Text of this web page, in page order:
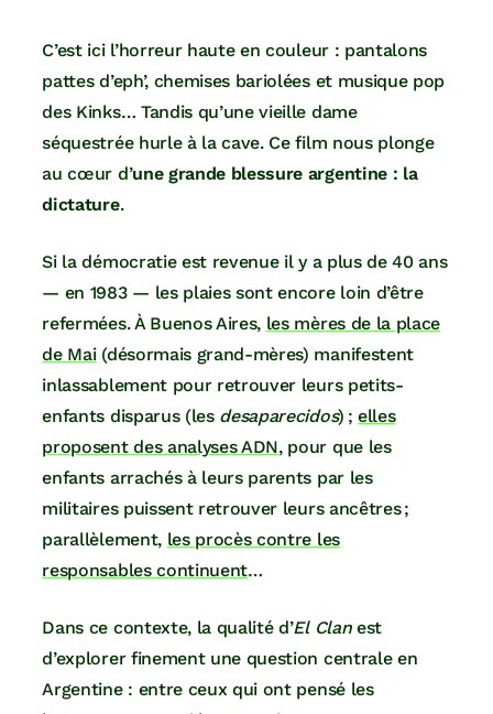
C’est ici l’horreur haute en couleur : pantalons
pattes d’eph’, chemises bariolées et musique pop
des Kinks… Tandis qu’une vieille dame
séquestrée hurle à la cave. Ce film nous plonge
au cœur d’une grande blessure argentine : la
dictature.
Si la démocratie est revenue il y a plus de 40 ans
— en 1983 — les plaies sont encore loin d’être
refermées. À Buenos Aires, les mères de la place
de Mai(désormais grand-mères) manifestent
inlassablement pour retrouver leurs petits-
enfants disparus (les desaparecidos) ; elles
proposent des analyses ADN, pour que les
enfants arrachés à leurs parents par les
militaires puissent retrouver leurs ancêtres ;
parallèlement, les procès contre les
responsables continuent…
Dans ce contexte, la qualité d’El Clan est
d’explorer finement une question centrale en
Argentine : entre ceux qui ont pensé les